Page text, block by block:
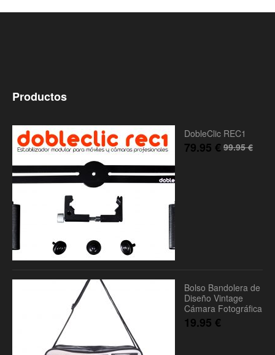
Productos
DobleClic REC1
99.95€
79.95 €
Bolso Bandolera de
Diseño Vintage
Cámara Fotográfica
19.95 €